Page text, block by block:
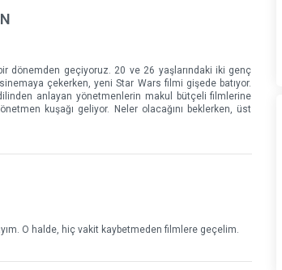
dönemden geçiyoruz. 20 ve 26 yaşlarındaki iki genç
çekerken, yeni Star Wars filmi gişede batıyor.
anlayan yönetmenlerin makul bütçeli filmlerine
kuşağı geliyor. Neler olacağını beklerken, üst
O halde, hiç vakit kaybetmeden filmlere geçelim.